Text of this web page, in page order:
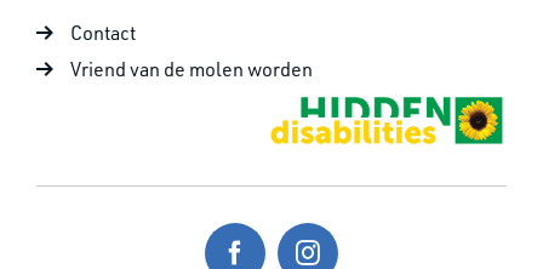
Contact
Vriend van de molen worden